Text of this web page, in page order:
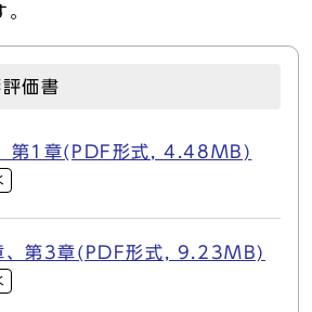
価書
第1章(PDF形式, 4.48MB)
、第3章(PDF形式, 9.23MB)